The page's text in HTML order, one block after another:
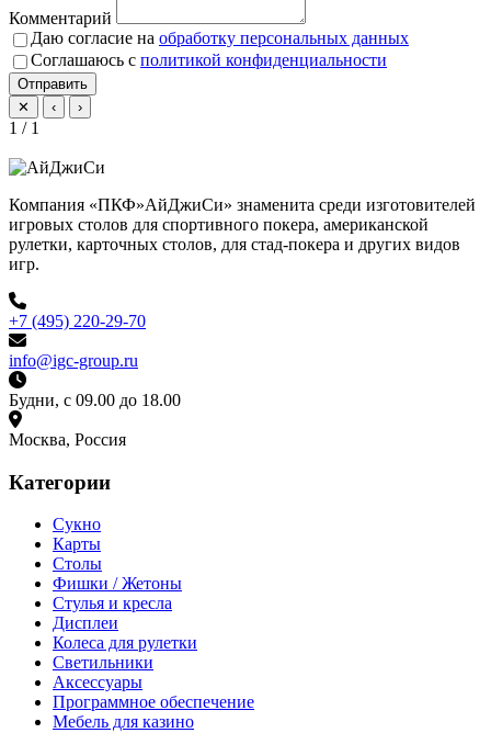
Комментарий
Даю согласие на обработку персональных данных
Соглашаюсь с политикой конфиденциальности
Отправить
✕
‹ ›
1 / 1
Компания «ПКФ»АйДжиСи» знаменита среди изготовителей
игровых столов для спортивного покера, американской
рулетки, карточных столов, для стад-покера и других видов
игр.
+7 (495) 220-29-70
info@igc-group.ru
Будни, с 09.00 до 18.00
Москва, Россия
Категории
Сукно
Карты
Столы
Фишки / Жетоны
Стулья и кресла
Дисплеи
Колеса для рулетки
Светильники
Аксессуары
Программное обеспечение
Мебель для казино